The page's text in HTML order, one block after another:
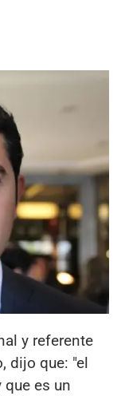
y referente
dijo que: "el
es un